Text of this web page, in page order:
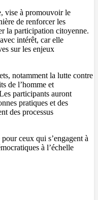
vise à promouvoir le
de renforcer les
la participation citoyenne.
intérêt, car elle
sur les enjeux
notamment la lutte contre
de l’homme et
participants auront
pratiques et des
des processus
ceux qui s’engagent à
à l’échelle